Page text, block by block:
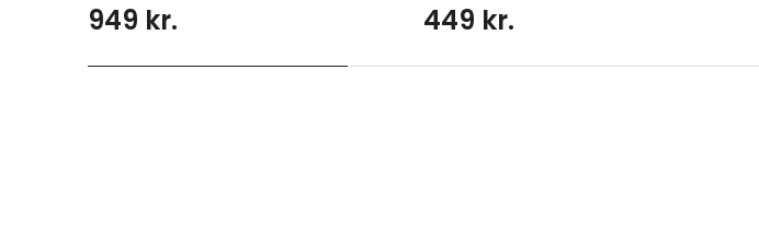
949 kr. 449 kr.